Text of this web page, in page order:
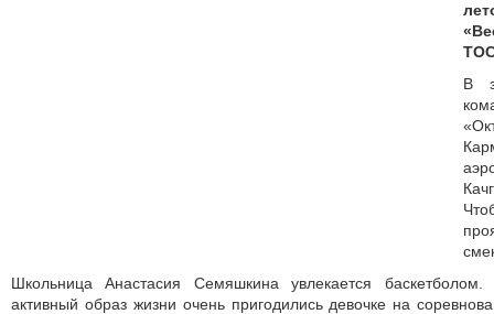
В
Школьница Анастасия Семяшкина увлекается
активный образ жизни очень пригодились девочке на